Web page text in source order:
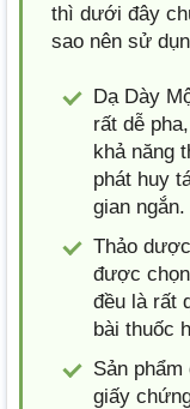
thì dưới đây
sao nên sử
Dạ Dày
rất dễ
khả năng
phát huy
gian ngắn.
Thảo
được
đều là rất
bài thuốc
Sản
giấy